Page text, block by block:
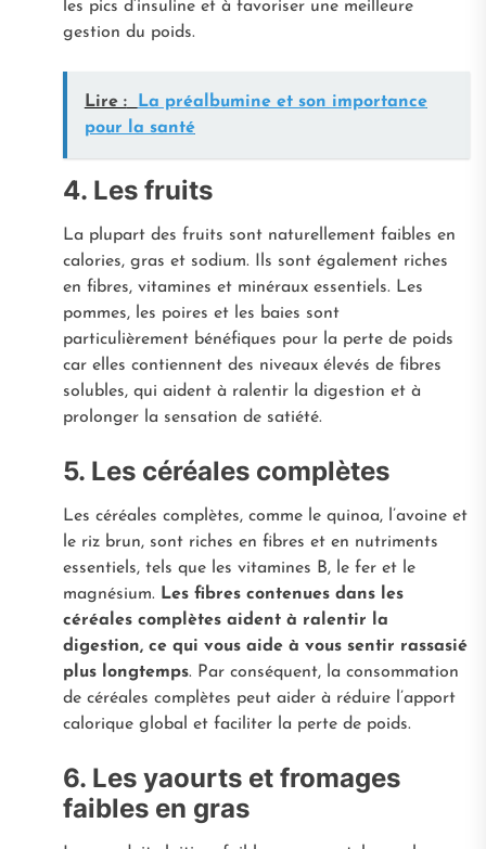
les pics d’insuline et à favoriser une meilleure
gestion du poids.
Lire :
La préalbumine et son importance
pour la santé
4. Les fruits
La plupart des fruits sont naturellement faibles en
calories, gras et sodium. Ils sont également riches
en fibres, vitamines et minéraux essentiels. Les
pommes, les poires et les baies sont
particulièrement bénéfiques pour la perte de poids
car elles contiennent des niveaux élevés de fibres
solubles, qui aident à ralentir la digestion et à
prolonger la sensation de satiété.
5. Les céréales complètes
Les céréales complètes, comme le quinoa, l’avoine et
le riz brun, sont riches en fibres et en nutriments
essentiels, tels que les vitamines B, le fer et le
magnésium. Les fibres contenues dans les
céréales complètes aident à ralentir la
digestion, ce qui vous aide à vous sentir rassasié
plus longtemps. Par conséquent, la consommation
de céréales complètes peut aider à réduire l’apport
calorique global et faciliter la perte de poids.
6. Les yaourts et fromages
faibles en gras